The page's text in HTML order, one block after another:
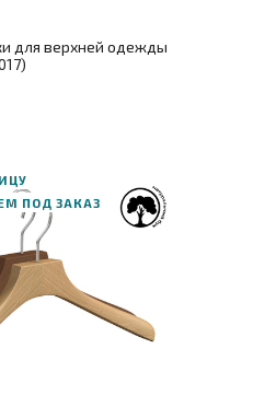
для верхней одежды
серебро + 1
ПОД ЗАКАЗ